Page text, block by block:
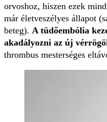
orvoshoz, hiszen ezek
már életveszélyes állapot
beteg). A tüdőembólia
akadályozni az új
thrombus mesterséges